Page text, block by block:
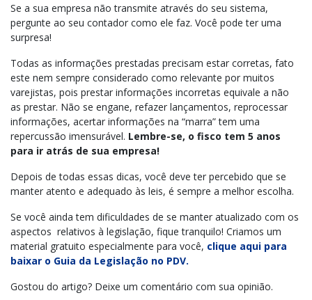
Se a sua empresa não transmite através do seu sistema,
pergunte ao seu contador como ele faz. Você pode ter uma
surpresa!
Todas as informações prestadas precisam estar corretas, fato
este nem sempre considerado como relevante por muitos
varejistas, pois prestar informações incorretas equivale a não
as prestar. Não se engane, refazer lançamentos, reprocessar
informações, acertar informações na “marra” tem uma
repercussão imensurável. Lembre-se, o fisco tem 5 anos
para ir atrás de sua empresa!
Depois de todas essas dicas, você deve ter percebido que se
manter atento e adequado às leis, é sempre a melhor escolha.
Se você ainda tem dificuldades de se manter atualizado com os
aspectos relativos à legislação, fique tranquilo! Criamos um
material gratuito especialmente para você, clique aqui para
baixar o Guia da Legislação no PDV.
Gostou do artigo? Deixe um comentário com sua opinião.